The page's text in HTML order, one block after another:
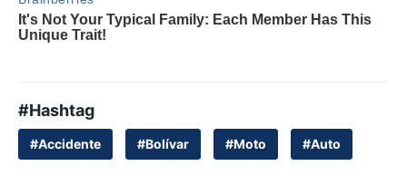
#Hashtag
#Accidente #Bolívar #Moto #Auto